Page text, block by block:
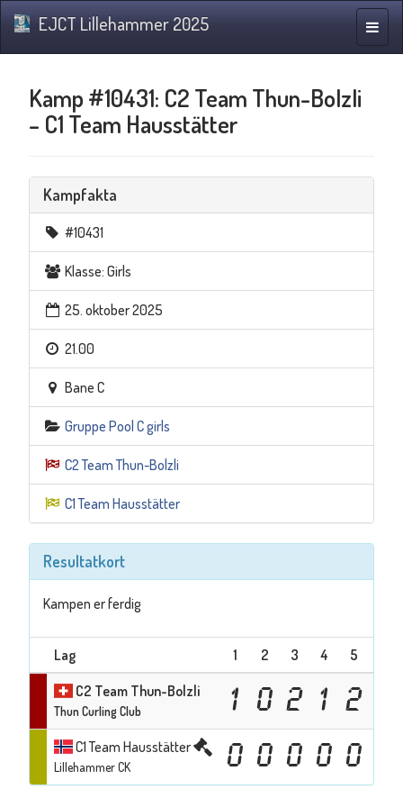
EJCT Lillehammer 2025
Kamp #10431: C2 Team Thun-Bolzli
– C1 Team Hausstätter
Kampfakta
#10431
Klasse: Girls
25. oktober 2025
21.00
Bane C
Gruppe Pool C girls
C2 Team Thun-Bolzli
C1 Team Hausstätter
Resultatkort
Kampen er ferdig
Lag 1 2 3 4 5
C2 Team Thun-Bolzli
Thun Curling Club 1 0 2 1 2
C1 Team Hausstätter
Lillehammer CK 0 0 0 0 0